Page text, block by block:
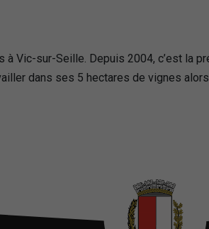
Vic-sur-Seille. Depuis 2004, c’est la
dans ses 5 hectares de vignes